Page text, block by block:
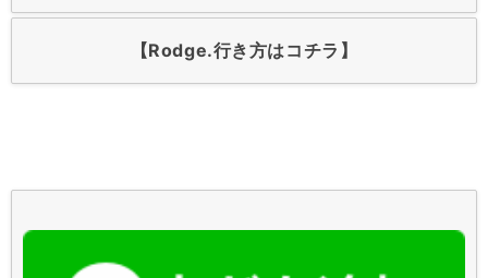
【Rodge.行き方はコチラ】